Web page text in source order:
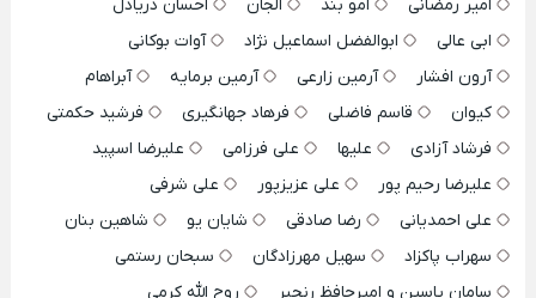
امیر رمضانی
امو بند الجان
احسان دریادل
ابی عالی
ابوالفضل اسماعیل نژاد
آوات بوکانی
آرون افشار
آرمین زارعی آرمین برمایه
آبراهام
کیوان
قاسم فاضلی فرهاد جهانگیری
فرشید حکمتی
فرشاد آزادی
علیها علی فرزامی
علیرضا اسپید
علیرضا رحیم پور
علی عزیزپور
علی شرفی
علی احمدیانی
رضا صادقی شایان یو
شاهین بنان
سهراب پاکزاد
سهیل مهرزادگان
سبحان رستمی
سامان یاسین و امیرحافظ رنجبر
روح الله کرمی